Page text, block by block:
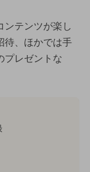
ンテンツが楽し
待、ほかでは手
プレゼントな